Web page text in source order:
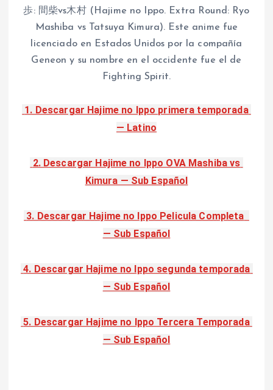
歩: 間柴vs木村 (Hajime no Ippo. Extra Round: Ryo
Mashiba vs Tatsuya Kimura). Este anime fue
licenciado en Estados Unidos por la compañía
Geneon y su nombre en el occidente fue el de
Fighting Spirit.
— Latino
Kimura — Sub Español
— Sub Español
4. Descargar Hajime no Ippo segunda temporada
— Sub Español
5. Descargar Hajime no Ippo Tercera Temporada
— Sub Español